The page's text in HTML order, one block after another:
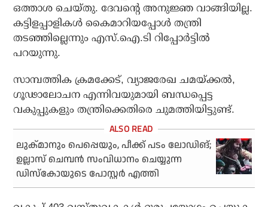
ഒത്താശ ചെയ്‌തു. ദേവന്റെ അനുജ്ഞ വാങ്ങിയില്ല.
കട്ടിളപ്പാളികൾ കൈമാറിയപ്പോൾ തന്ത്രി
തടഞ്ഞില്ലെന്നും എസ്.ഐ.ടി റിപ്പോർട്ടിൽ
പറയുന്നു.
സാമ്പത്തിക ക്രമക്കേട്, വ്യാജരേഖ ചമയ്ക്കൽ,
ഗൂഢാലോചന എന്നിവയുമായി ബന്ധപ്പെട്ട
വകുപ്പുകളും തന്ത്രിക്കെതിരെ ചുമത്തിയിട്ടുണ്ട്.
ലുക്മാനും പെപ്പെയും, പീക്ക് പടം ലോഡിങ്;
ഉല്ലാസ് ചെമ്പന്‍ സംവിധാനം ചെയ്യുന്ന
ഡിസ്‌കോയുടെ പോസ്റ്റര്‍ എത്തി